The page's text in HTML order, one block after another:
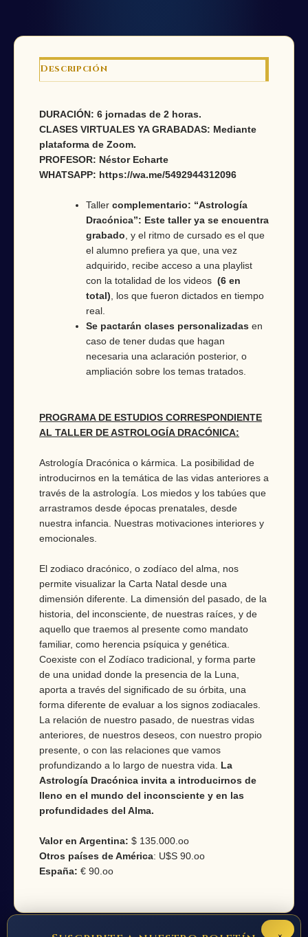
Descripción
DURACIÓN: 6 jornadas de 2 horas.
CLASES VIRTUALES YA GRABADAS: Mediante
plataforma de Zoom.
PROFESOR: Néstor Echarte
WHATSAPP: https://wa.me/5492944312096
Tallercomplementario: “Astrología
Dracónica”: Este taller ya se encuentra
grabado , y el ritmo de cursado es el que
el alumno prefiera ya que, una vez
adquirido, recibe acceso a una playlist
con la totalidad de los videos (6 en
total) , los que fueron dictados en tiempo
real.
Se pactarán clases personalizadasen
caso de tener dudas que hagan
necesaria una aclaración posterior, o
ampliación sobre los temas tratados.
PROGRAMA DE ESTUDIOS CORRESPONDIENTE
AL TALLER DE ASTROLOGÍA DRACÓNICA:
Astrología Dracónica o kármica. La posibilidad de
introducirnos en la temática de las vidas anteriores a
través de la astrología. Los miedos y los tabúes que
arrastramos desde épocas prenatales, desde
nuestra infancia. Nuestras motivaciones interiores y
emocionales.
El zodiaco dracónico, o zodíaco del alma, nos
permite visualizar la Carta Natal desde una
dimensión diferente. La dimensión del pasado, de la
historia, del inconsciente, de nuestras raíces, y de
aquello que traemos al presente como mandato
familiar, como herencia psíquica y genética.
Coexiste con el Zodíaco tradicional, y forma parte
de una unidad donde la presencia de la Luna,
aporta a través del significado de su órbita, una
forma diferente de evaluar a los signos zodiacales.
La relación de nuestro pasado, de nuestras vidas
anteriores, de nuestros deseos, con nuestro propio
presente, o con las relaciones que vamos
profundizando a lo largo de nuestra vida. La
Astrología Dracónica invita a introducirnos de
lleno en el mundo del inconsciente y en las
profundidades del Alma.
Valor en Argentina: $ 135.000.oo
Otros países de América: U$S 90.oo
España: € 90.oo